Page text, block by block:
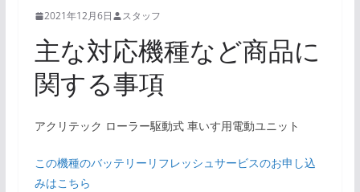
2021年12月6日 スタッフ
主な対応機種など商品に
関する事項
アクリテック ローラー駆動式 車いす用電動ユニット
この機種のバッテリーリフレッシュサービスのお申し込
みはこちら